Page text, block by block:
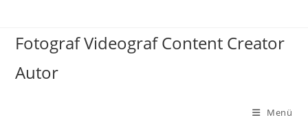
springen
Fotograf Videograf Content Creator
Autor
Menü